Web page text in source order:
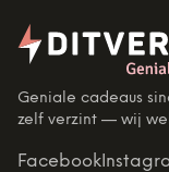
Geniale cadeaus
zelf verzint — wij
Facebook